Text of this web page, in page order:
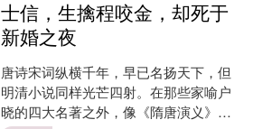
士信，生擒程咬金，却死于
新婚之夜
唐诗宋词纵横千年，早已名扬天下，但
明清小说同样光芒四射。在那些家喻户
晓的四大名著之外，像《隋唐演义》这